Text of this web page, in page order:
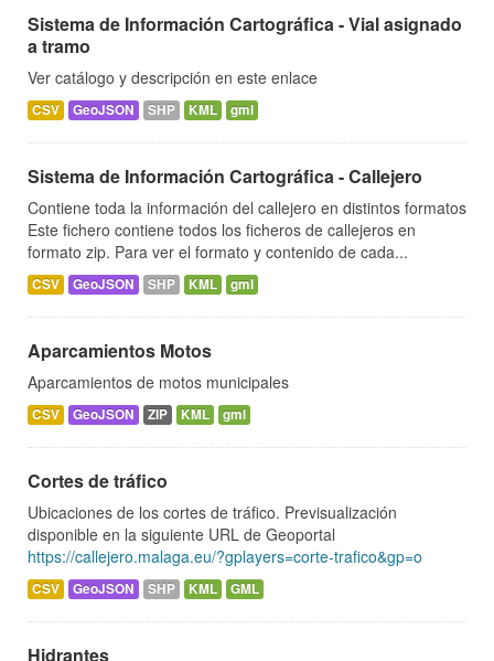
Sistema de Información Cartográfica - Vial asignado
a tramo
Ver catálogo y descripción en este enlace
CSV GeoJSON SHP KML gml
Sistema de Información Cartográfica - Callejero
Contiene toda la información del callejero en distintos formatos
Este fichero contiene todos los ficheros de callejeros en
formato zip. Para ver el formato y contenido de cada...
CSV GeoJSON SHP KML gml
Aparcamientos Motos
Aparcamientos de motos municipales
CSV GeoJSON ZIP KML gml
Cortes de tráfico
Ubicaciones de los cortes de tráfico. Previsualización
disponible en la siguiente URL de Geoportal
https://callejero.malaga.eu/?gplayers=corte-trafico&gp=o
CSV GeoJSON SHP KML GML
Hidrantes